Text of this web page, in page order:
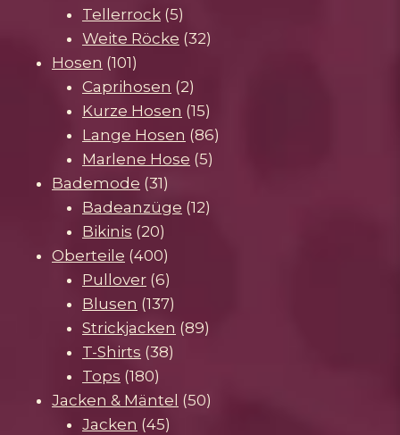
Tellerrock 55
Produkte
Weite Röcke 3232
Hosen 101101
Produkte
Caprihosen 22
Produkte
Kurze Hosen 1515
Produkte
Lange Hosen 8686
Marlene Hose 55
Bademode 3131
Produkte
Badeanzüge 1212
Bikinis 2020
Produkte
Oberteile 400400
Produkte
Pullover 66
Produkte
Blusen 137137
Produkte
Strickjacken 8989
T-Shirts 3838
Tops 180180
Produkte
Jacken & Mäntel 5050
Jacken 4545